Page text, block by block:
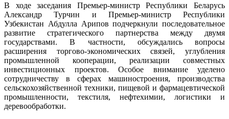
В ходе заседания Премьер-министр Республики Беларусь
Александр Турчин и Премьер-министр Республики
Узбекистан Абдулла Арипов подчеркнули последовательное
развитие стратегического партнерства между двумя
государствами. В частности, обсуждались вопросы
расширения торгово-экономических связей, углубления
промышленной кооперации, реализации совместных
инвестиционных проектов. Особое внимание уделено
сотрудничеству в сферах машиностроения, производства
сельскохозяйственной техники, пищевой и фармацевтической
промышленности, текстиля, нефтехимии, логистики и
деревообработки.